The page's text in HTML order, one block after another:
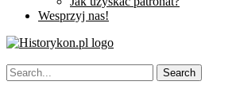
Wesprzyj nas!